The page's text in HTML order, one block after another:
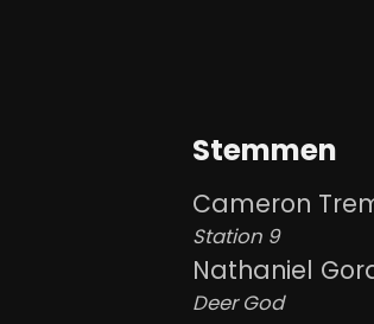
Stemmen
Cameron
Station 9
Nathaniel
Deer God